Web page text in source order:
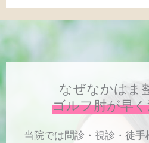
なぜなかはま
ゴルフ肘が早
当院では問診・視診・徒